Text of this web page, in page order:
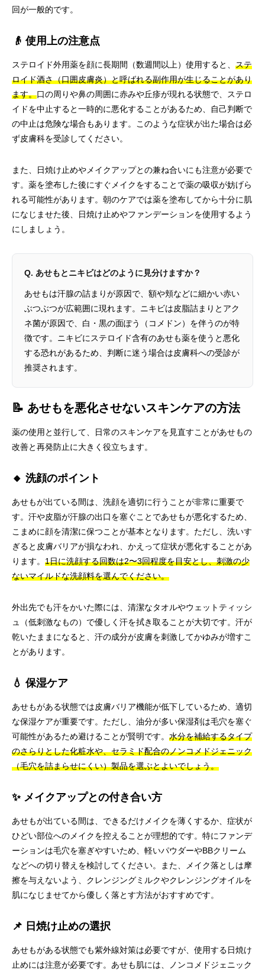
回が一般的です。
👴 使用上の注意点
ステロイド外用薬を顔に長期間（数週間以上）使用すると、 ステ
ロイド酒さ（口囲皮膚炎）と呼ばれる副作用が生じることがあり
ます。口の周りや鼻の周囲に赤みや丘疹が現れる状態で、ステロ
イドを中止すると一時的に悪化することがあるため、自己判断で
の中止は危険な場合もあります。このような症状が出た場合は必
ず皮膚科を受診してください。
また、日焼け止めやメイクアップとの兼ね合いにも注意が必要で
す。薬を塗布した後にすぐメイクをすることで薬の吸収が妨げら
れる可能性があります。朝のケアでは薬を塗布してから十分に肌
になじませた後、日焼け止めやファンデーションを使用するよう
にしましょう。
Q. あせもとニキビはどのように見分けますか？
あせもは汗腺の詰まりが原因で、額や頬などに細かい赤い
ぶつぶつが広範囲に現れます。ニキビは皮脂詰まりとアク
ネ菌が原因で、白・黒の面ぽう（コメドン）を伴うのが特
徴です。ニキビにステロイド含有のあせも薬を使うと悪化
する恐れがあるため、判断に迷う場合は皮膚科への受診が
推奨されます。
📝 あせもを悪化させないスキンケアの方法
薬の使用と並行して、日常のスキンケアを見直すことがあせもの
改善と再発防止に大きく役立ちます。
🔸 洗顔のポイント
あせもが出ている間は、洗顔を適切に行うことが非常に重要で
す。汗や皮脂が汗腺の出口を塞ぐことであせもが悪化するため、
こまめに顔を清潔に保つことが基本となります。ただし、洗いす
ぎると皮膚バリアが損なわれ、かえって症状が悪化することがあ
ります。 1日に洗顔する回数は2〜3回程度を目安とし、刺激の少
ないマイルドな洗顔料を選んでください。
外出先でも汗をかいた際には、清潔なタオルやウェットティッシ
ュ（低刺激なもの）で優しく汗を拭き取ることが大切です。汗が
乾いたままになると、汗の成分が皮膚を刺激してかゆみが増すこ
とがあります。
💧 保湿ケア
あせもがある状態では皮膚バリア機能が低下しているため、適切
な保湿ケアが重要です。ただし、油分が多い保湿剤は毛穴を塞ぐ
可能性があるため避けることが賢明です。 水分を補給するタイプ
のさらりとした化粧水や、セラミド配合のノンコメドジェニック
（毛穴を詰まらせにくい）製品を選ぶとよいでしょう。
✨ メイクアップとの付き合い方
あせもが出ている間は、できるだけメイクを薄くするか、症状が
ひどい部位へのメイクを控えることが理想的です。特にファンデ
ーションは毛穴を塞ぎやすいため、軽いパウダーやBBクリーム
などへの切り替えを検討してください。また、メイク落としは摩
擦を与えないよう、クレンジングミルクやクレンジングオイルを
肌になじませてから優しく落とす方法がおすすめです。
📌 日焼け止めの選択
あせもがある状態でも紫外線対策は必要ですが、使用する日焼け
止めには注意が必要です。あせも肌には、ノンコメドジェニック